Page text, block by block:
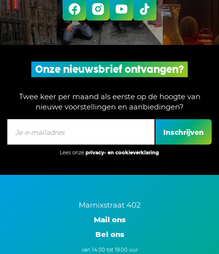
Onze nieuwsbrief ontvangen?
Twee keer per maand als eerste op de hoogte van
nieuwe voorstellingen en aanbiedingen?
Inschrijven
Lees onze privacy- en cookieverklaring.
Marnixstraat 402
Mail ons
Bel ons
van 14.00 tot 19.00 uur